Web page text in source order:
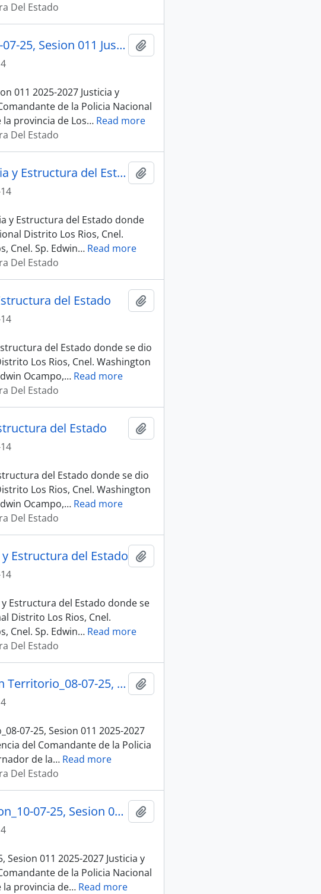
Del Estado
009_An-Tcle-2025-0018-M_Excusa Asistencia_14-07-25, Sesion 011 Justicia y Estructura del Estado
011 2025-2027 Justicia y
de la Policia Nacional
provincia de Los… Read more
Del Estado
010_S-D_Asistencias_14-07-25, Sesion 011 Justicia y Estructura del Estado
y Estructura del Estado donde
Distrito Los Rios, Cnel.
Cnel. Sp. Edwin… Read more
Del Estado
del Estado
del Estado donde se dio
Los Rios, Cnel. Washington
Ocampo,… Read more
Del Estado
del Estado
del Estado donde se dio
Los Rios, Cnel. Washington
Ocampo,… Read more
Del Estado
y Estructura del Estado
y Estructura del Estado donde se
Distrito Los Rios, Cnel.
Cnel. Sp. Edwin… Read more
Del Estado
001_An-Cjee-2025-0140-M_Solicitud Autorizacion Territorio_08-07-25, Sesion 011 Justicia y Estructura del Estado
07-25, Sesion 011 2025-2027
del Comandante de la Policia
de la… Read more
Del Estado
008_An-Aemi.2025-0021-M_Solicitud Participacion_10-07-25, Sesion 011 Justicia y Estructura del Estado
Sesion 011 2025-2027 Justicia y
de la Policia Nacional
la provincia de… Read more